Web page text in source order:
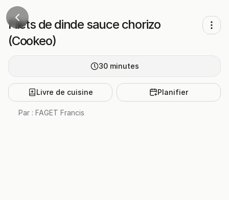
Filets de dinde sauce chorizo
(Cookeo)
30 minutes
Livre de cuisine Planifier
Par : FAGET Francis